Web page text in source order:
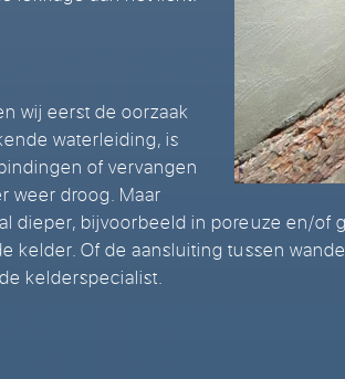
wij eerst de oorzaak
waterleiding, is
of vervangen
weer droog. Maar
dieper, bijvoorbeeld in poreuze en/of
kelder. Of de aansluiting tussen
kelderspecialist.